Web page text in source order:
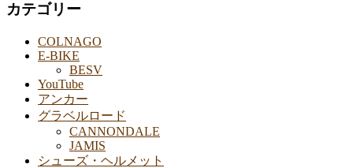
カテゴリー
COLNAGO
E-BIKE
BESV
YouTube
アンカー
グラベルロード
CANNONDALE
JAMIS
シューズ・ヘルメット